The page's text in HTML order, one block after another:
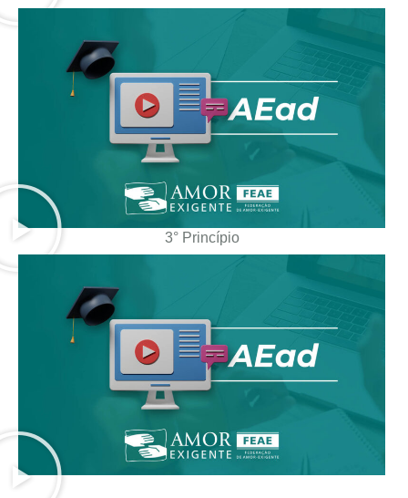
3° Princípio